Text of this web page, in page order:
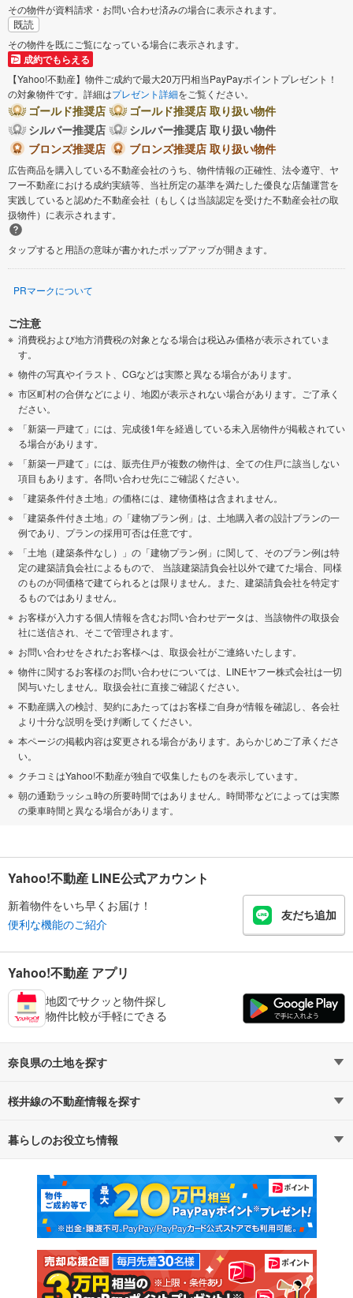
その物件が資料請求・お問い合わせ済みの場合に表示されます。
既読
その物件を既にご覧になっている場合に表示されます。
成約でもらえる
【Yahoo!不動産】物件ご成約で最大20万円相当PayPayポイントプレゼント！
の対象物件です。詳細はプレゼント詳細をご覧ください。
ゴールド推奨店
ゴールド推奨店 取り扱い物件
シルバー推奨店
シルバー推奨店 取り扱い物件
ブロンズ推奨店
ブロンズ推奨店 取り扱い物件
広告商品を購入している不動産会社のうち、物件情報の正確性、法令遵守、ヤ
フー不動産における成約実績等、当社所定の基準を満たした優良な店舗運営を
実践していると認めた不動産会社（もしくは当該認定を受けた不動産会社の取
扱物件）に表示されます。
タップすると用語の意味が書かれたポップアップが開きます。
PRマークについて
ご注意
消費税および地方消費税の対象となる場合は税込み価格が表示されていま
す。
物件の写真やイラスト、CGなどは実際と異なる場合があります。
市区町村の合併などにより、地図が表示されない場合があります。ご了承く
ださい。
「新築一戸建て」には、完成後1年を経過している未入居物件が掲載されてい
る場合があります。
「新築一戸建て」には、販売住戸が複数の物件は、全ての住戸に該当しない
項目もあります。各問い合わせ先にご確認ください。
「建築条件付き土地」の価格には、建物価格は含まれません。
「建築条件付き土地」の「建物プラン例」は、土地購入者の設計プランの一
例であり、プランの採用可否は任意です。
「土地（建築条件なし）」の「建物プラン例」に関して、そのプラン例は特
定の建築請負会社によるもので、 当該建築請負会社以外で建てた場合、同様
のものが同価格で建てられるとは限りません。また、建築請負会社を特定す
るものではありません。
お客様が入力する個人情報を含むお問い合わせデータは、当該物件の取扱会
社に送信され、そこで管理されます。
お問い合わせをされたお客様へは、取扱会社がご連絡いたします。
物件に関するお客様のお問い合わせについては、LINEヤフー株式会社は一切
関与いたしません。取扱会社に直接ご確認ください。
不動産購入の検討、契約にあたってはお客様ご自身が情報を確認し、各会社
より十分な説明を受け判断してください。
本ページの掲載内容は変更される場合があります。あらかじめご了承くださ
い。
クチコミはYahoo!不動産が独自で収集したものを表示しています。
朝の通勤ラッシュ時の所要時間ではありません。時間帯などによっては実際
の乗車時間と異なる場合があります。
Yahoo!不動産 LINE公式アカウント
新着物件をいち早くお届け！
便利な機能のご紹介
友だち追加
Yahoo!不動産 アプリ
地図でサクッと物件探し
物件比較が手軽にできる
奈良県の土地を探す
路線・駅から探す
通勤・通学時間から探す
桜井線の不動産情報を探す
不動産・住宅
新築マンション 中古マンション
新築一戸建て 中古一戸建て
注文住宅 土地
暮らしのお役立ち情報
マンションカタログ 教えて！住まいの先生